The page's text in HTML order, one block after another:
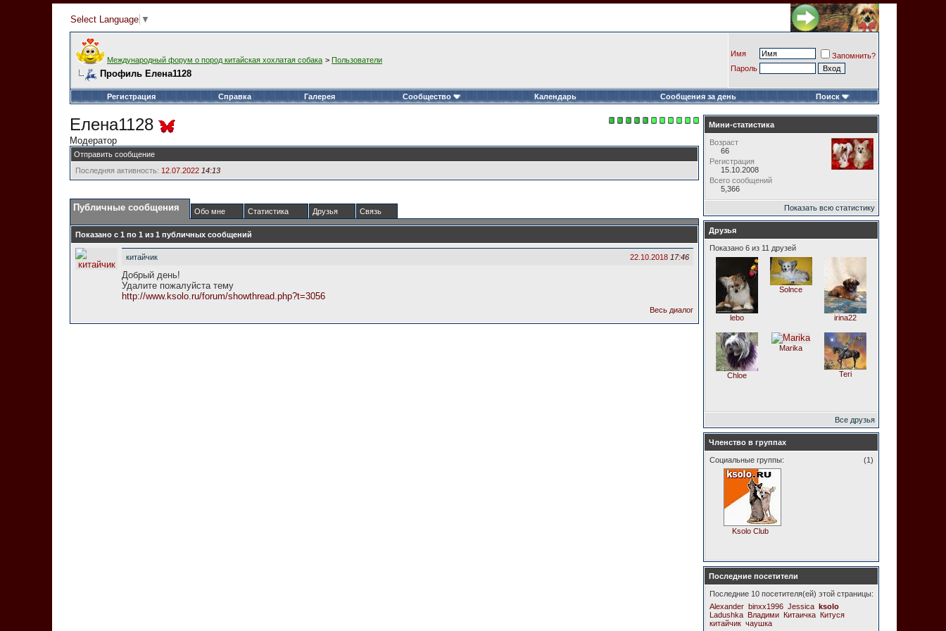
Select Language ▼
Международный форум о пород китайская хохлатая собака > Пользователи
Профиль Елена1128
Имя
Запомнить?
Пароль
Регистрация Справка Галерея Сообщество Календарь Сообщения за день Поиск
Елена1128
Модератор
Отправить сообщение
Последняя активность: 12.07.2022 14:13
Публичные сообщения Обо мне Статистика Друзья Связь
Показано с 1 по 1 из 1 публичных сообщений
22.10.2018 17:46
китайчик
Добрый день!
Удалите пожалуйста тему
http://www.ksolo.ru/forum/showthread.php?t=3056
Весь диалог
Мини-статистика
Возраст
66
Регистрация
15.10.2008
Всего сообщений
5,366
Показать всю статистику
Друзья
Показано 6 из 11 друзей
lebo
Solnce
irina22
Chloe
Marika
Teri
Все друзья
Членство в группах
(1)
Социальные группы:
Ksolo Club
Последние посетители
Последние 10 посетителя(ей) этой страницы:
Alexander binxx1996 Jessica ksolo
Ladushka Владими Китаичка Китуся
китайчик чаушка